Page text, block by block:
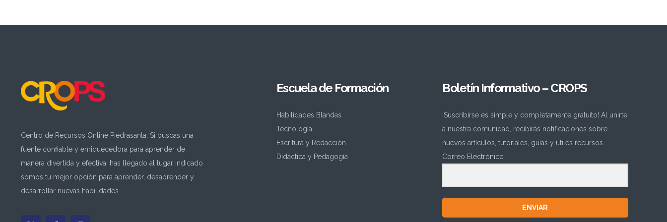
Centro de Recursos Online Piedrasanta, Si buscas una
fuente confiable y enriquecedora para aprender de
manera divertida y efectiva, has llegado al lugar indicado
somos tu mejor opción para aprender, desaprender y
desarrollar nuevas habilidades.
Escuela de Formación
Habilidades Blandas
Tecnología
Escritura y Redacción
Didáctica y Pedagogía
Boletín Informativo – CROPS
¡Suscribirse es simple y completamente gratuito! Al unirte
a nuestra comunidad, recibirás notificaciones sobre
nuevos artículos, tutoriales, guías y útiles recursos.
Correo Electrónico
ENVIAR